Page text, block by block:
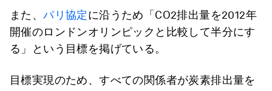
また、パリ協定に沿うため「CO2排出量を2012年
開催のロンドンオリンピックと比較して半分にす
る」という目標を掲げている。
目標実現のため、すべての関係者が炭素排出量を